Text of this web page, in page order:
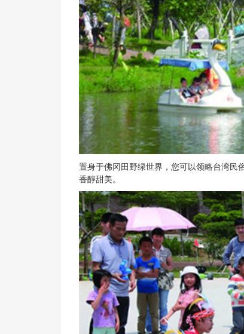
置身于佛冈田野绿世界，您可以领略台湾民
香醇甜美。